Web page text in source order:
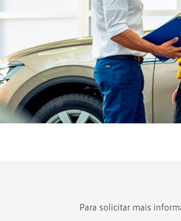
Para solicitar mais